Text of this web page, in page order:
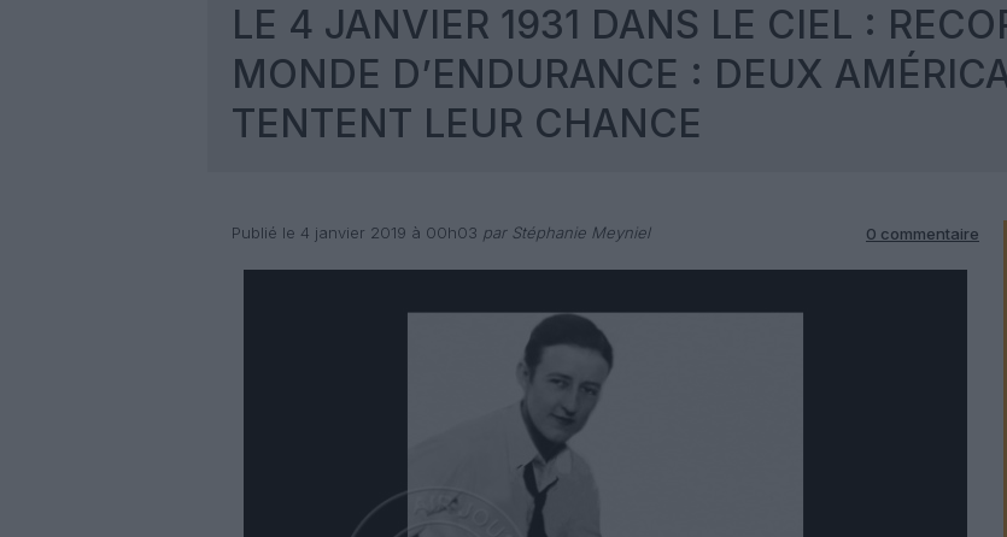
LE 4 JANVIER 1931 DANS LE CIEL :
MONDE D’ENDURANCE : DEUX
TENTENT LEUR CHANCE
Publié le 4 janvier 2019 à 00h03 par Stéphanie Meyniel 0 commentaire